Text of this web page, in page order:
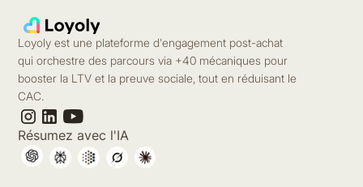
Loyoly est une plateforme d'engagement post-achat
qui orchestre des parcours via +40 mécaniques pour
booster la LTV et la preuve sociale, tout en réduisant le
CAC.
Résumez avec l'IA